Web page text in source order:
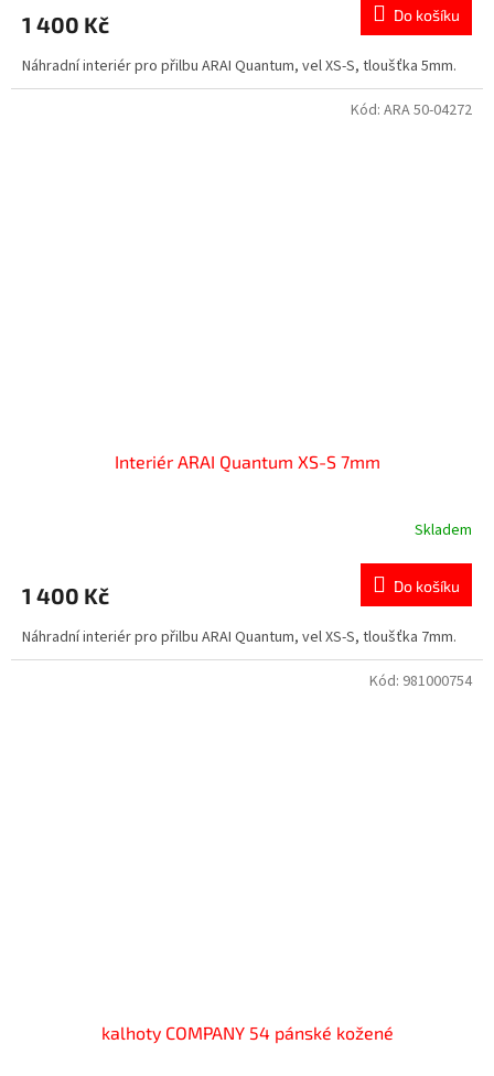
1 400 Kč Do košíku
Náhradní interiér pro přilbu ARAI Quantum, vel XS-S, tloušťka 5mm.
Interiér ARAI Quantum XS-S 7mm
Skladem
1 400 Kč Do košíku
Náhradní interiér pro přilbu ARAI Quantum, vel XS-S, tloušťka 7mm.
Kód: ARA 50-04272
kalhoty COMPANY 54 pánské kožené
Kód: 981000754